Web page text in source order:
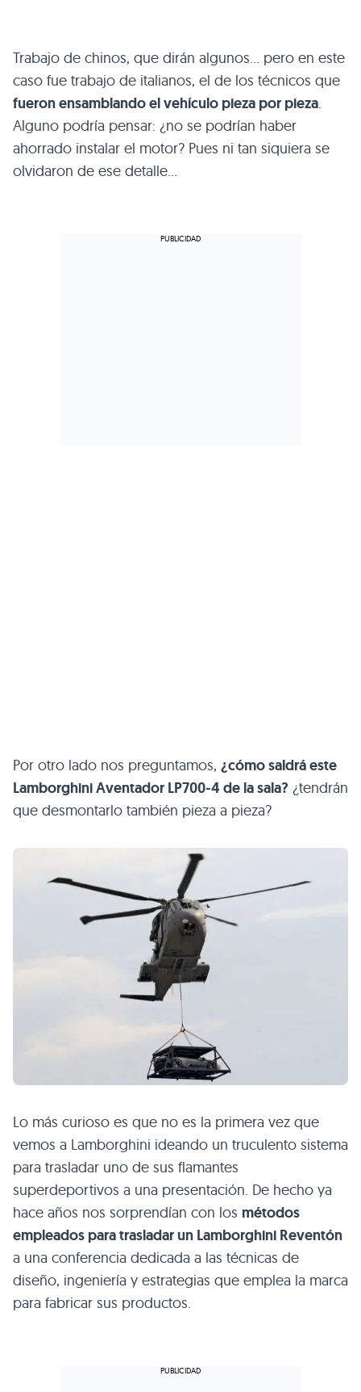
Trabajo de chinos, que dirán algunos… pero en este
caso fue trabajo de italianos, el de los técnicos que
fueron ensamblando el vehículo pieza por pieza.
Alguno podría pensar: ¿no se podrían haber
ahorrado instalar el motor? Pues ni tan siquiera se
olvidaron de ese detalle…
Por otro lado nos preguntamos, ¿cómo saldrá este
Lamborghini Aventador LP700-4 de la sala? ¿tendrán
que desmontarlo también pieza a pieza?
Lo más curioso es que no es la primera vez que
vemos a Lamborghini ideando un truculento sistema
para trasladar uno de sus flamantes
superdeportivos a una presentación. De hecho ya
hace años nos sorprendían con los métodos
empleados para trasladar un Lamborghini Reventón
a una conferencia dedicada a las técnicas de
diseño, ingeniería y estrategias que emplea la marca
para fabricar sus productos.